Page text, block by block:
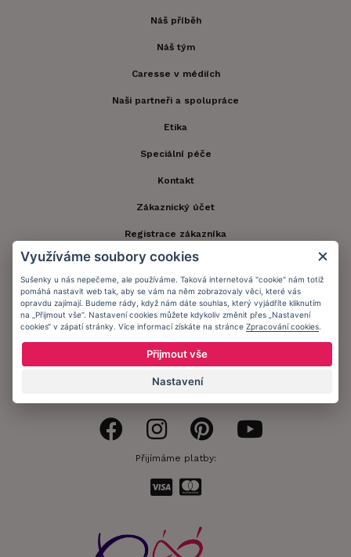
Náš příběh
Náš tým
Caresse v médiích
Naši partneři a spolupráce
Etika
Speciální péče
Kontakt
Zákaznický účet
Registrace zákazníka
Doprava a platba
Obchodní podmínky
Ochrana osobních údajů
Informační memorandum
Zůstaňte s námi v kontaktu.
Přijímáme platby:
Využíváme soubory cookies
Sušenky u nás nepečeme, ale používáme. Taková internetová "cookie" nám totiž
pomáhá nastavit web tak, aby se vám na něm zobrazovaly věci, které vás
opravdu zajímají. Budeme rády, když nám dáte souhlas, který vyjádříte kliknutím
na „Přijmout vše“. Nastavení cookies můžete kdykoliv změnit přes „Nastavení
cookies“ v zápatí stránky. Více informací získáte na stránce Zpracování cookies
Přijmout vše
Nastavení